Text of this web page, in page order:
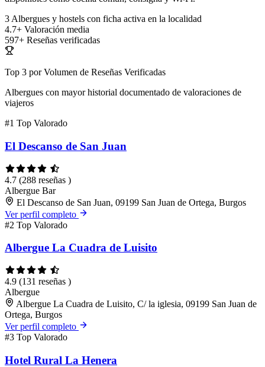
3 Albergues y hostels con ficha activa en la localidad
4.7+ Valoración media
597+ Reseñas verificadas
Top 3 por Volumen de Reseñas Verificadas
Albergues con mayor historial documentado de valoraciones de
viajeros
#1 Top Valorado
El Descanso de San Juan
4.7 (288 reseñas )
Albergue Bar
El Descanso de San Juan, 09199 San Juan de Ortega, Burgos
Ver perfil completo
#2 Top Valorado
Albergue La Cuadra de Luisito
4.9 (131 reseñas )
Albergue
Albergue La Cuadra de Luisito, C/ la iglesia, 09199 San Juan de
Ortega, Burgos
Ver perfil completo
#3 Top Valorado
Hotel Rural La Henera